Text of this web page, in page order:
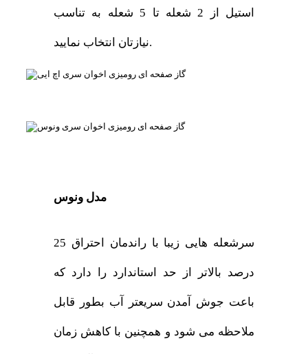
استیل از 2 شعله تا 5 شعله به تناسب
نیازتان انتخاب نمایید.
مدل ونوس
سرشعله هایی زیبا با راندمان احتراق 25
درصد بالاتر از حد استاندارد را دارد که
باعت جوش آمدن سریعتر آب بطور قابل
ملاحظه می شود و همچنین با کاهش زمان